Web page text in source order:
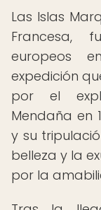
Las Islas
Francesa,
europeos
expedición
por el
Mendaña en
y su
belleza y la
por la